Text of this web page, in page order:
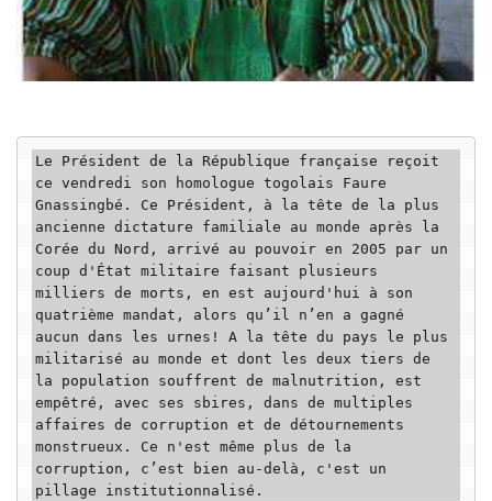
Le Président de la République française reçoit
ce vendredi son homologue togolais Faure
Gnassingbé. Ce Président, à la tête de la plus
ancienne dictature familiale au monde après la
Corée du Nord, arrivé au pouvoir en 2005 par un
coup d'État militaire faisant plusieurs
milliers de morts, en est aujourd'hui à son
quatrième mandat, alors qu’il n’en a gagné
aucun dans les urnes! A la tête du pays le plus
militarisé au monde et dont les deux tiers de
la population souffrent de malnutrition, est
empêtré, avec ses sbires, dans de multiples
affaires de corruption et de détournements
monstrueux. Ce n'est même plus de la
corruption, c’est bien au-delà, c'est un
pillage institutionnalisé.